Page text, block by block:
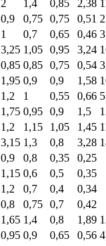
2 1,4 0,85 2,38
0,9 0,75 0,75 0,51
1 0,7 0,65 0,46
3,25 1,05 0,95 3,24
0,85 0,85 0,75 0,54
1,95 0,9 0,9 1,58
1,2 1 0,55 0,66
1,75 0,95 0,9 1,5
1,2 1,15 1,05 1,45
3,15 1,3 0,8 3,28
0,9 0,8 0,35
0,25
1,15 0,6 0,5
0,35
1,2 0,7 0,4
0,34
0,8 0,75 0,7
0,42
1,65 1,4 0,8 1,89
0,95 0,9 0,65 0,56